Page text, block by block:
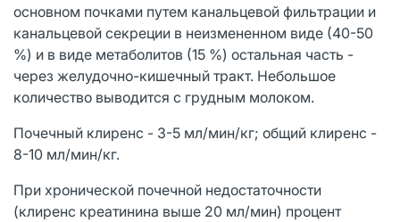
основном почками путем канальцевой фильтрации и
канальцевой секреции в неизмененном виде (40-50
%) и в виде метаболитов (15 %) остальная часть -
через желудочно-кишечный тракт. Небольшое
количество выводится с грудным молоком.
Почечный клиренс - 3-5 мл/мин/кг; общий клиренс -
8-10 мл/мин/кг.
При хронической почечной недостаточности
(клиренс креатинина выше 20 мл/мин) процент